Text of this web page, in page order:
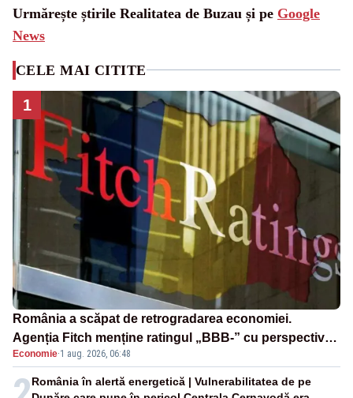
Urmărește știrile Realitatea de Buzau și pe Google
News
CELE MAI CITITE
1
România a scăpat de retrogradarea economiei.
Agenția Fitch menține ratingul „BBB-” cu perspectivă
negativă
Economie·1 aug. 2026, 06:48
România în alertă energetică | Vulnerabilitatea de pe